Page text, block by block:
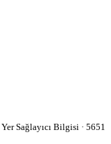
Yer Sağlayıcı Bilgisi · 5651